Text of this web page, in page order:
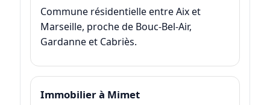
Commune résidentielle entre Aix et
Marseille, proche de Bouc-Bel-Air,
Gardanne et Cabriès.
Immobilier à Mimet